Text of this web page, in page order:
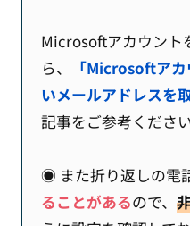
Microsoftアカウント
ら、
「Microsoftア
いメールアドレスを
記事をご参考ください
◉ また折り返しの電
ることがあるので、